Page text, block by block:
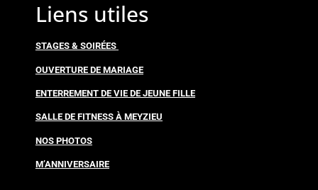
Liens utiles
STAGES & SOIRÉES
OUVERTURE DE MARIAGE
ENTERREMENT DE VIE DE JEUNE FILLE
SALLE DE FITNESS À MEYZIEU
NOS PHOTOS
M’ANNIVERSAIRE